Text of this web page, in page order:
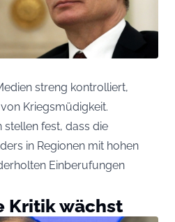
streng kontrolliert,
Kriegsmüdigkeit.
stellen fest, dass die
in Regionen mit hohen
Einberufungen
Kritik wächst